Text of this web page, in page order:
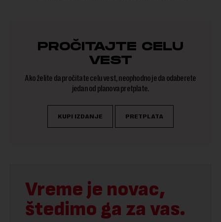
PROČITAJTE CELU
VEST
Ako želite da pročitate celu vest, neophodno je da odaberete
jedan od planova pretplate.
KUPI IZDANJE PRETPLATA
Vreme je novac,
štedimo ga za vas.